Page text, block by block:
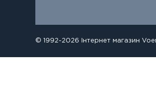
© 1992-2026 Інтернет магазин